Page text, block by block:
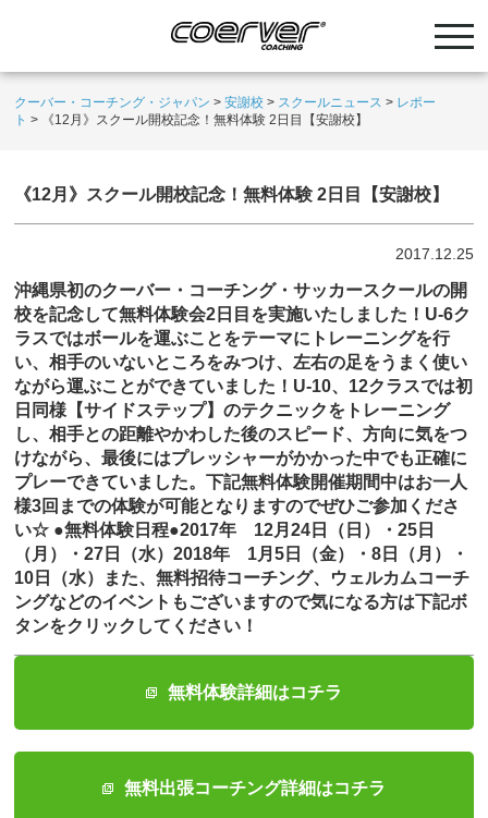
クーバー・コーチング・ジャパン >安謝校 > スクールニュース > レポー
ト > 《12月》スクール開校記念！無料体験 2日目【安謝校】
《12月》スクール開校記念！無料体験 2日目【安謝校】
2017.12.25
沖縄県初のクーバー・コーチング・サッカースクールの開
校を記念して無料体験会2日目を実施いたしました！U-6ク
ラスではボールを運ぶことをテーマにトレーニングを行
い、相手のいないところをみつけ、左右の足をうまく使い
ながら運ぶことができていました！U-10、12クラスでは初
日同様【サイドステップ】のテクニックをトレーニング
し、相手との距離やかわした後のスピード、方向に気をつ
けながら、最後にはプレッシャーがかかった中でも正確に
プレーできていました。下記無料体験開催期間中はお一人
様3回までの体験が可能となりますのでぜひご参加くださ
い☆ ●無料体験日程●2017年 12月24日（日）・25日
（月）・27日（水）2018年 1月5日（金）・8日（月）・
10日（水）また、無料招待コーチング、ウェルカムコーチ
ングなどのイベントもございますので気になる方は下記ボ
タンをクリックしてください！
無料体験詳細はコチラ
無料出張コーチング詳細はコチラ